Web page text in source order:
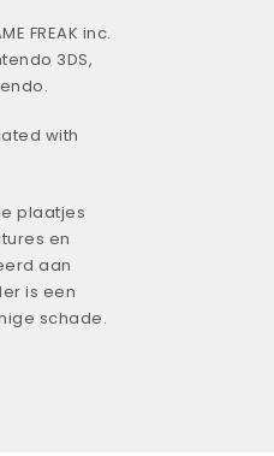
FREAK inc.
3DS,
with
plaatjes
en
aan
is een
schade.